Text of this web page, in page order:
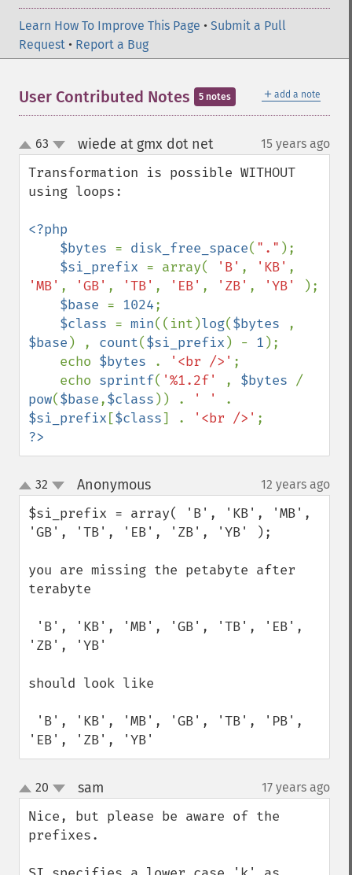
Learn How To Improve This Page • Submit a Pull
Request • Report a Bug
＋ add a note
User Contributed Notes 5 notes
up
down
63 wiede at gmx dot net¶ 15 years ago
Transformation is possible WITHOUT
using loops:
<?php
    $bytes
= disk_free_space( "." );
$si_prefix = array( 'B' , 'KB'
'MB' , 'GB' , 'TB' , 'EB' , 'ZB' , 'YB'
);
$base = 1024;
$class = min((int)log($bytes
$base ) , count($si_prefix ) - 1 );
    echo
$bytes . '<br />' ;
    echo
sprintf( '%1.2f' , $bytes
pow($base,$class )) . ' '
$si_prefix [$class] . '<br />'
?>
up
down
32 Anonymous¶ 12 years ago
$si_prefix = array( 'B', 'KB', 'MB',
'GB', 'TB', 'EB', 'ZB', 'YB' );
you are missing the petabyte after
terabyte
'ZB', 'YB'
should look like
'EB', 'ZB', 'YB'
up
down
20 sam 17 years ago
Nice, but please be aware of the
prefixes.